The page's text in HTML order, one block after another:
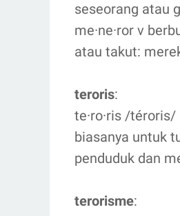
seseorang atau
me·ne·ror v
atau takut:
teroris:
te·ro·ris /
biasanya untuk
penduduk dan
terorisme: